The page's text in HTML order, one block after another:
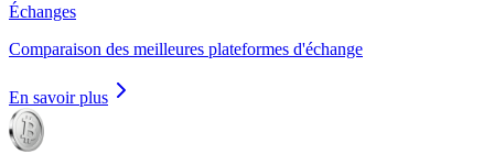
Échanges
Comparaison des meilleures plateformes d'échange
En savoir plus